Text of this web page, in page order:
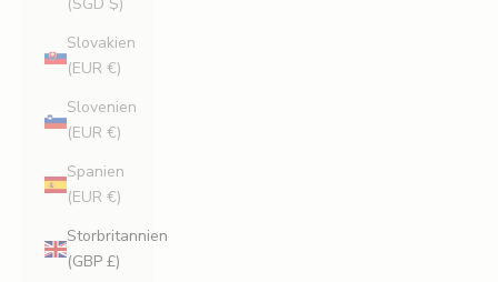
(SGD $)
Slovakien
(EUR €)
Slovenien
(EUR €)
Spanien
(EUR €)
Storbritannien
(GBP £)